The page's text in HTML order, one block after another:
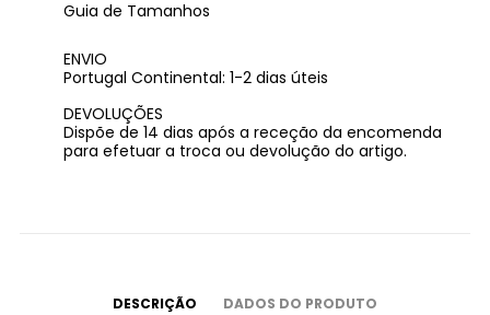
Guia de Tamanhos
ENVIO
Portugal Continental: 1-2 dias úteis
DEVOLUÇÕES
Dispõe de 14 dias após a receção da encomenda
para efetuar a troca ou devolução do artigo.
DESCRIÇÃO DADOS DO PRODUTO